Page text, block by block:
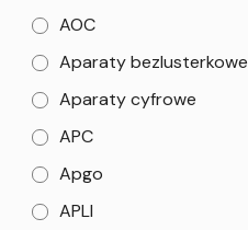
AOC
Aparaty bezlusterkowe
Aparaty cyfrowe
APC
Apgo
APLI